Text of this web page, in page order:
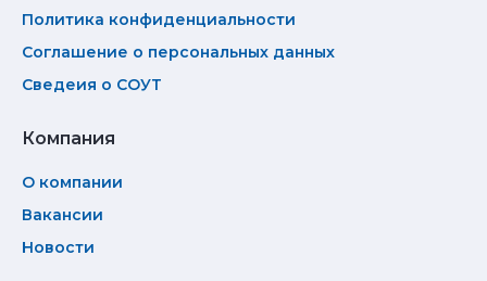
Политика конфиденциальности
Соглашение о персональных данных
Сведеия о СОУТ
Компания
О компании
Вакансии
Новости